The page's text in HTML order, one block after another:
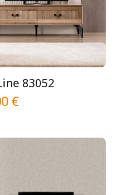
83052
€